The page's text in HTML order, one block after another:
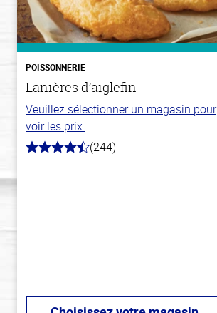
POISSONNERIE
Lanières d’aiglefin
Veuillez sélectionner un magasin pour
voir les prix.
4.5
(244)